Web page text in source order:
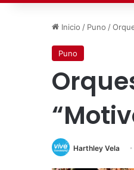
Inicio / Puno /
Puno
Harthley Vela